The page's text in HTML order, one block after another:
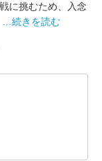
に挑むため、入念
…続きを読む